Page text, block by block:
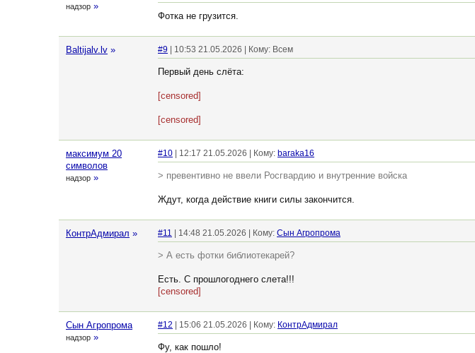
надзор »
Фотка не грузится.
Baltijalv.lv » #9 | 10:53 21.05.2026 | Кому: Всем
Первый день слёта:
[censored]
[censored]
максимум 20
символов
надзор »
#10 | 12:17 21.05.2026 | Кому: baraka16
> превентивно не ввели Росгвардию и внутренние войска
Ждут, когда действие книги силы закончится.
КонтрАдмирал » #11 | 14:48 21.05.2026 | Кому: Сын Агропрома
> А есть фотки библиотекарей?
Есть. С прошлогоднего слета!!!
[censored]
Сын Агропрома
надзор »
#12 | 15:06 21.05.2026 | Кому: КонтрАдмирал
Фу, как пошло!